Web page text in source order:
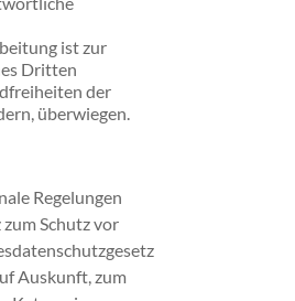
ist zur
Dritten
der
überwiegen.
Regelungen
Schutz vor
Auskunft, zum